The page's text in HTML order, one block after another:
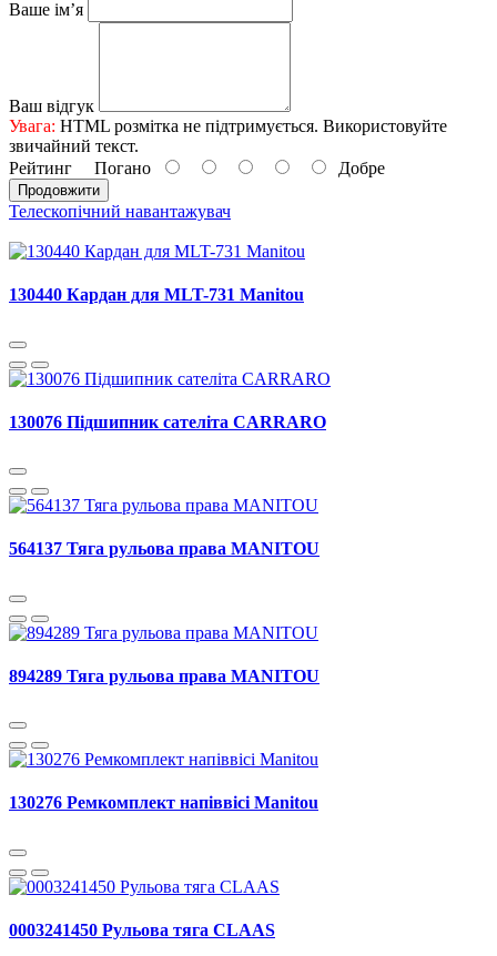
Ваше ім’я
Ваш відгук
Увага: HTML розмітка не підтримується. Використовуйте
звичайний текст.
Рейтинг Погано Добре
Продовжити
Телескопічний навантажувач
130440 Кардан для MLT-731 Manitou
130076 Підшипник сателіта CARRARO
564137 Тяга рульова права MANITOU
894289 Тяга рульова права MANITOU
130276 Ремкомплект напіввісі Manitou
0003241450 Рульова тяга CLAAS